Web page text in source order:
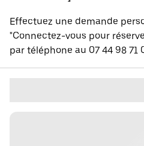
Effectuez une demande
"Connectez-vous pour
par téléphone au 07 44 98 71